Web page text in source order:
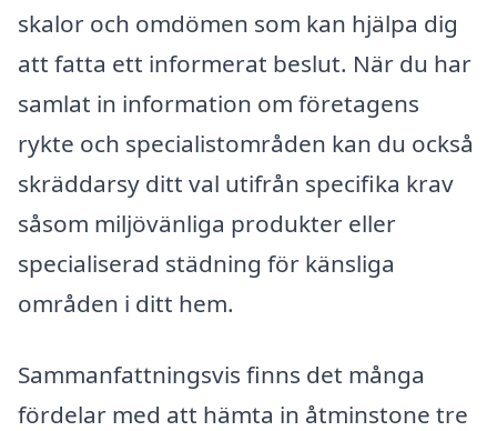
skalor och omdömen som kan hjälpa dig
att fatta ett informerat beslut. När du har
samlat in information om företagens
rykte och specialistområden kan du också
skräddarsy ditt val utifrån specifika krav
såsom miljövänliga produkter eller
specialiserad städning för känsliga
områden i ditt hem.
Sammanfattningsvis finns det många
fördelar med att hämta in åtminstone tre